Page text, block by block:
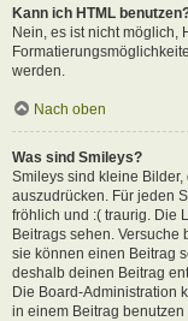
Kann ich HTML
Nein, es ist nicht möglich,
werden.
Nach oben
Was sind Smileys?
Smileys sind kleine
auszudrücken. Für jeden
fröhlich und :( traurig. Die
Beitrags sehen. Versuche
sie können einen Beitrag
deshalb deinen Beitrag
Die Board-Administration
in einem Beitrag benutzen